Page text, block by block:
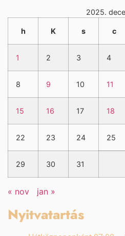
2025.
h K s c
1 2 3 4
8 9 10 11
15 16 17 18
22 23 24 25
29 30 31
« nov jan »
Nyitvatartás